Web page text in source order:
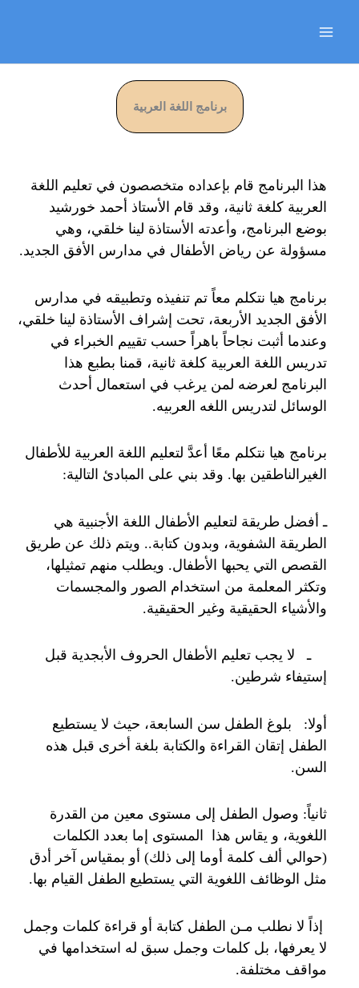
برنامج اللغة العربية
هذا البرنامج قام بإعداده متخصصون في تعليم اللغة
العربية كلغة ثانية، وقد قام الأستاذ أحمد خورشيد
بوضع البرنامج، وأعدته الأستاذة لينا خلقي، وهي
مسؤولة عن رياض الأطفال في مدارس الأفق الجديد.
برنامج هيا نتكلم معاً تم تنفيذه وتطبيقه في مدارس
الأفق الجديد الأربعة، تحت إشراف الأستاذة لينا خلقي،
وعندما أثبت نجاحاً باهراً حسب تقييم الخبراء في
تدريس اللغة العربية كلغة ثانية، قمنا بطبع هذا
البرنامج لعرضه لمن يرغب في استعمال أحدث
الوسائل لتدريس اللغه العربيه.
برنامج هيا نتكلم معًا أعدَّ لتعليم اللغة العربية للأطفال
الغيرالناطقين بها. وقد بني على المبادئ التالية:
ـ أفضل طريقة لتعليم الأطفال اللغة الأجنبية هي
الطريقة الشفوية، وبدون كتابة.. ويتم ذلك عن طريق
القصص التي يحبها الأطفال. ويطلب منهم تمثيلها،
وتكثر المعلمة من استخدام الصور والمجسمات
والأشياء الحقيقية وغير الحقيقية.
ـ لا يجب تعليم الأطفال الحروف الأبجدية قبل
إستيفاء شرطين.
أولا: بلوغ الطفل سن السابعة، حيث لا يستطيع
الطفل إتقان القراءة والكتابة بلغة أخرى قبل هذه
السن.
ثانياً: وصول الطفل إلى مستوى معين من القدرة
اللغوية، و يقاس هذا المستوى إما بعدد الكلمات
(حوالي ألف كلمة أوما إلى ذلك) أو بمقياس آخر أدق
مثل الوظائف اللغوية التي يستطيع الطفل القيام بها.
إذاً لا نطلب مـن الطفل كتابة أو قراءة كلمات وجمل
لا يعرفها، بل كلمات وجمل سبق له استخدامها في
مواقف مختلفة.